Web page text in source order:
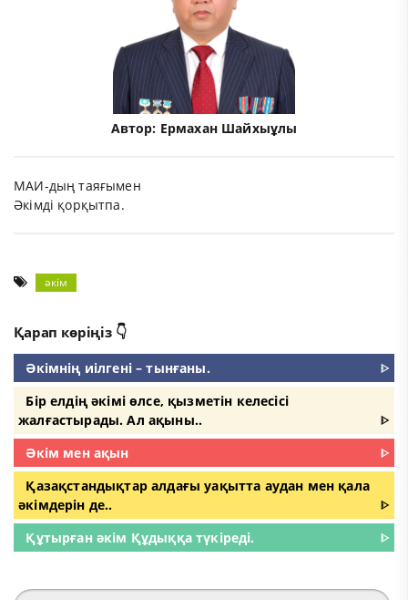
Автор: Ермахан Шайхыұлы
МАИ-дың таяғымен
Әкімді қорқытпа.
әкім
Қарап көріңіз 👇
Әкімнің иілгені – тынғаны.
ᐈ
Бір елдің әкімі өлсе, қызметін келесісі
жалғастырады. Ал ақыны..
ᐈ
Әкім мен ақын
ᐈ
Қазақстандықтар алдағы уақытта аудан мен қала
әкімдерін де..
ᐈ
Құтырған әкім Құдыққа түкіреді.
ᐈ